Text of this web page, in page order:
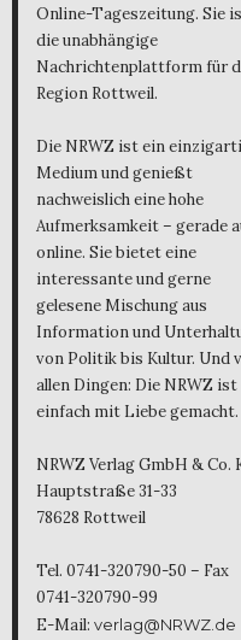
Online-Tageszeitung. Sie
die unabhängige
Nachrichtenplattform für
Region Rottweil.
Die NRWZ ist ein
Medium und genießt
nachweislich eine hohe
Aufmerksamkeit – gerade
online. Sie bietet eine
interessante und gerne
gelesene Mischung aus
Information und
von Politik bis Kultur. Und
allen Dingen: Die NRWZ ist
einfach mit Liebe gemacht.
NRWZ Verlag GmbH & Co.
Hauptstraße 31-33
78628 Rottweil
Tel. 0741-320790-50 – Fax
0741-320790-99
E-Mail: verlag@NRWZ.de